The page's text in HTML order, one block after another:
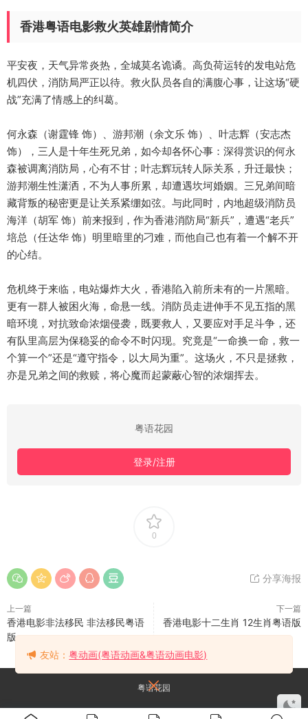
香港粤语电影救火英雄剧情简介
平安夜，天气异常炎热，全城莫名诡谲。高负荷运转的发电站危
机四伏，消防局严正以待。救火队员各自的满腹心事，让这场“硬
战”充满了情感上的纠葛。
何永森（谢霆锋 饰）、游邦潮（余文乐 饰）、叶志辉（安志杰
饰），三人是十年生死兄弟，如今却各怀心事：深得赏识的何永
森被调离消防局，心有不甘；叶志辉玩转人际关系，升迁最快；
游邦潮生性潇洒，不为人事所累，却遭遇坎坷婚姻。三兄弟间暗
藏背叛的秘密更是让关系紧绷如弦。与此同时，内地超级消防员
海洋（胡军 饰）前来报到，作为香港消防局“新兵”，遭遇“老兵”
培总（任达华 饰）明里暗里的刁难，而他自己也有着一个解不开
的心结。
危机终于来临，电站爆炸大火，香港陷入前所未有的一片黑暗。
更有一群人被困火海，命悬一线。消防员走进伸手不见五指的黑
暗环境，对抗致命浓烟侵袭，既要救人，又要应对手足斗争，还
有队里高层为保稳妥的命令不时闪现。究竟是“一命换一命，救一
个算一个”还是“遵守指令，以大局为重”。这场火，不只是拯救，
亦是兄弟之间的救赎，将心魔而起蒙蔽心智的浓烟挥去。
粤语花园
登录/注册
0
分享海报
上一篇
香港电影非法移民 非法移民粤语
版
下一篇
香港电影十二生肖 12生肖粤语版
粤语花园
友站：粤动画(粤语动画&粤语动画电影)